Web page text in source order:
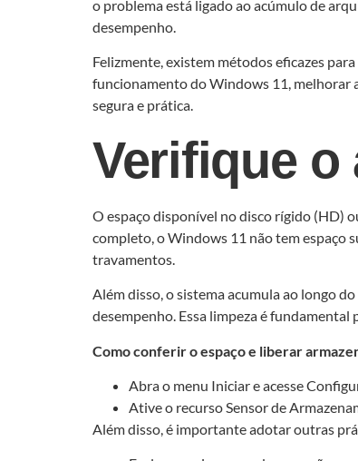
o problema está ligado ao acúmulo de
desempenho.
Felizmente, existem métodos eficazes
funcionamento do Windows 11, melhorar
segura e prática.
Verifique o
O espaço disponível no disco rígido (HD)
completo, o Windows 11 não tem espaço
travamentos.
Além disso, o sistema acumula ao longo
desempenho. Essa limpeza é
Como conferir o espaço e liberar
Abra o menu Iniciar e acesse
Ative o recurso Sensor de
Além disso, é importante adotar outras